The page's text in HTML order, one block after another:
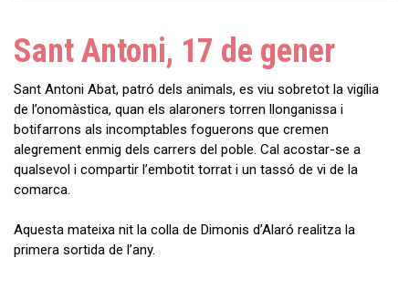
Sant Antoni, 17 de gener
Sant Antoni Abat, patró dels animals, es viu sobretot la vigília
de l’onomàstica, quan els alaroners torren llonganissa i
botifarrons als incomptables foguerons que cremen
alegrement enmig dels carrers del poble. Cal acostar-se a
qualsevol i compartir l’embotit torrat i un tassó de vi de la
comarca.
Aquesta mateixa nit la colla de Dimonis d’Alaró realitza la
primera sortida de l’any.